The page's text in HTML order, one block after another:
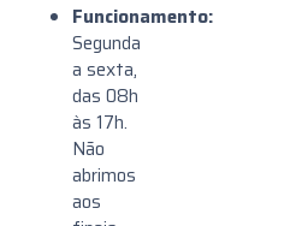
Funcionamento:
Segunda
a sexta,
das 08h
às 17h.
Não
abrimos
aos